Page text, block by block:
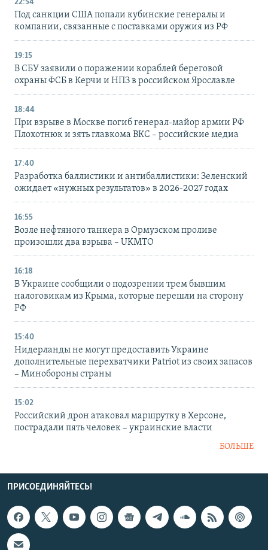
22:54
Под санкции США попали кубинские генералы и
компании, связанные с поставками оружия из РФ
19:15
В СБУ заявили о поражении кораблей береговой
охраны ФСБ в Керчи и НПЗ в российском Ярославле
18:44
При взрыве в Москве погиб генерал-майор армии РФ
Плохотнюк и зять главкома ВКС – российские медиа
17:40
Разработка баллистики и антибаллистики: Зеленский
ожидает «нужных результатов» в 2026-2027 годах
16:55
Возле нефтяного танкера в Ормузском проливе
произошли два взрыва – UKMTO
16:18
В Украине сообщили о подозрении трем бывшим
налоговикам из Крыма, которые перешли на сторону
РФ
15:40
Нидерланды не могут предоставить Украине
дополнительные перехватчики Patriot из своих запасов
– Минобороны страны
15:02
Российский дрон атаковал маршрутку в Херсоне,
пострадали пять человек – украинские власти
БОЛЬШЕ
ПРИСОЕДИНЯЙТЕСЬ!